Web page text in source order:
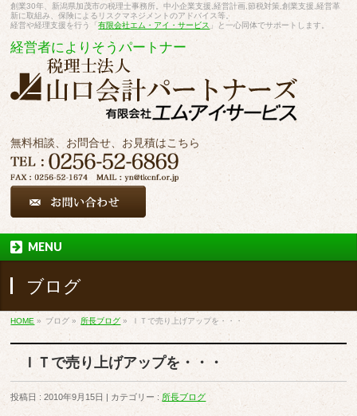
創業30年、新潟県加茂市の税理士事務所。中小企業支援,経営計画,節税対策,創業支援,経営革
新に取組み、保険によるリスクマネジメントのアドバイス等。
経営や経理支援を行う「有限会社エム・アイ・サービス 」と一心同体でサポートします。
経営者によりそうパートナー
無料相談、お問合せ、お見積はこちら
MENU
ブログ
HOME » ブログ » 所長ブログ » ＩＴで売り上げアップを・・・
ＩＴで売り上げアップを・・・
投稿日 : 2010年9月15日 カテゴリー : 所長ブログ